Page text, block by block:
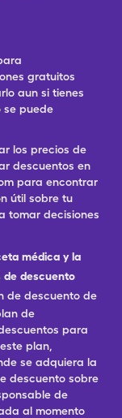
gratuitos
aun si tienes
se puede
los precios de
descuentos en
para encontrar
útil sobre tu
tomar decisiones
médica y la
de descuento
de descuento de
de
para
plan,
se adquiera la
descuento sobre
de
al momento